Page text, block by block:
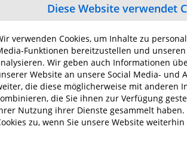
Kategorien
Diese Website verwendet
verwenden Cookies, um Inhalte zu
Funktionen bereitzustellen und
Wir geben auch Informationen
Website an unsere Social Media- und
die diese möglicherweise mit anderen
die Sie ihnen zur Verfügung
Nutzung ihrer Dienste gesammelt
zu, wenn Sie unsere Website